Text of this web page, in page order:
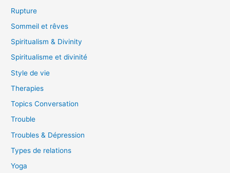
Rupture
Sommeil et rêves
Spiritualism & Divinity
Spiritualisme et divinité
Style de vie
Therapies
Topics Conversation
Trouble
Troubles & Dépression
Types de relations
Yoga